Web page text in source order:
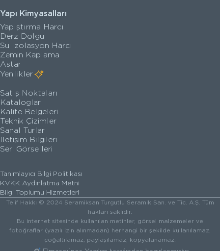
Yapı Kimyasalları
Yapıştırma Harcı
Derz Dolgu
Su İzolasyon Harcı
Zemin Kaplama
Astar
Yenilikler
Satış Noktaları
Kataloglar
Kalite Belgeleri
Teknik Çizimler
Sanal Turlar
İletişim Bilgileri
Seri Görselleri
Tanımlayıcı Bilgi Politikası
KVKK Aydınlatma Metni
Bilgi Toplumu Hizmetleri
Telif Hakkı © 2024 Seramiksan Turgutlu Seramik San. ve Tic. A.Ş. Tüm
hakları saklıdır.
Bu internet sitesinde kullanılan metinler, görsel malzemeler ve
fotoğraflar (yazılı izin alınmadan) herhangi bir şekilde kullanılamaz,
çoğaltılamaz, paylaşılamaz, kopyalanamaz.